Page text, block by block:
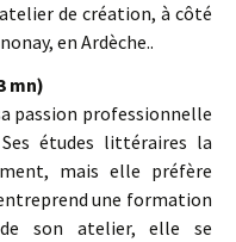
de création, à côté
en Ardèche..
mn)
passion professionnelle
études littéraires la
mais elle préfère
une formation
de son atelier, elle se